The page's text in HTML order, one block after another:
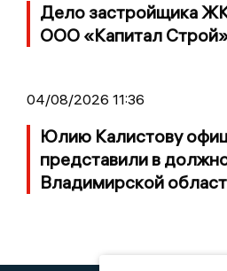
Дело застройщика
ООО «Капитал
04/08/2026 11:36
Юлию Калистову
представили в
Владимирской